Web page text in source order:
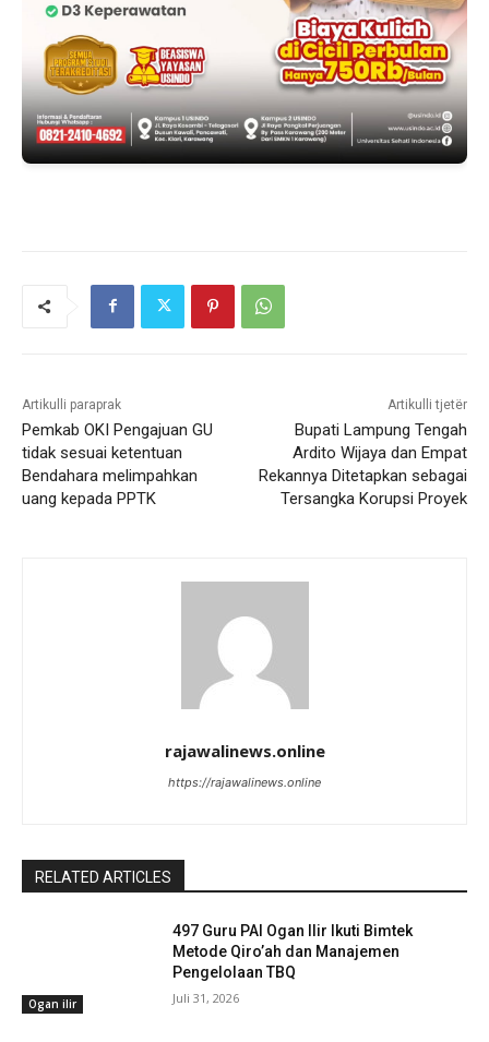
Artikulli paraprak
Pemkab OKI Pengajuan GU
tidak sesuai ketentuan
Bendahara melimpahkan
uang kepada PPTK
Artikulli tjetër
Bupati Lampung Tengah
Ardito Wijaya dan Empat
Rekannya Ditetapkan sebagai
Tersangka Korupsi Proyek
rajawalinews.online
https://rajawalinews.online
RELATED ARTICLES
Ogan ilir
497 Guru PAI Ogan Ilir Ikuti Bimtek
Metode Qiro’ah dan Manajemen
Pengelolaan TBQ
Juli 31, 2026